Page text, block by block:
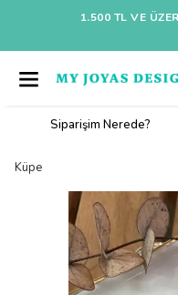
1.500 TL VE
Siparişim Nerede?
Küpe